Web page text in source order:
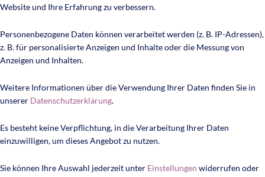
Website und Ihre Erfahrung zu verbessern.
Personenbezogene Daten können verarbeitet werden (z. B. IP-Adressen),
z. B. für personalisierte Anzeigen und Inhalte oder die Messung von
Anzeigen und Inhalten.
Weitere Informationen über die Verwendung Ihrer Daten finden Sie in
unserer Datenschutzerklärung.
Es besteht keine Verpflichtung, in die Verarbeitung Ihrer Daten
einzuwilligen, um dieses Angebot zu nutzen.
Sie können Ihre Auswahl jederzeit unter Einstellungen widerrufen oder